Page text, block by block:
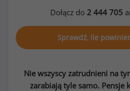
Dołącz do 2 444 705
Sprawdź, ile
Nie wszyscy zatrudnieni na
zarabiają tyle samo. Pensje